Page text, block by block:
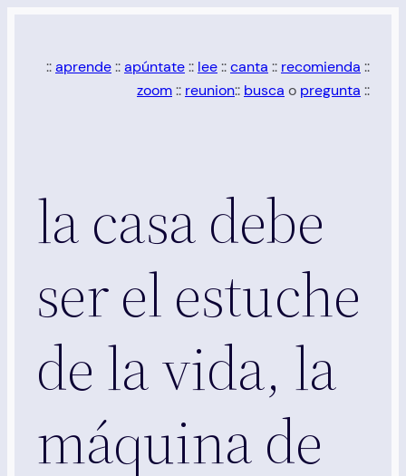
contenido
::aprende::apúntate:: lee::canta :: recomienda ::
zoom:: reunion:: busca o pregunta ::
la casa debe
ser el estuche
de la vida, la
máquina de